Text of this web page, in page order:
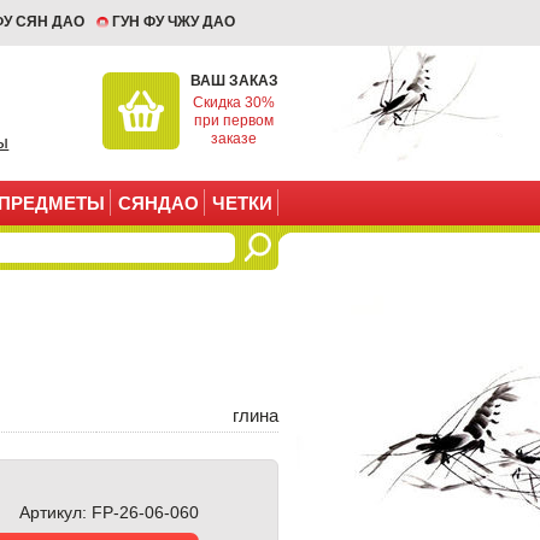
СЯН ДАО ГУН ФУ ЧЖУ ДАО
ВАШ ЗАКАЗ
Скидка 30%
при первом
заказе
ПРЕДМЕТЫ СЯНДАО ЧЕТКИ
глина
Артикул: FP-26-06-060